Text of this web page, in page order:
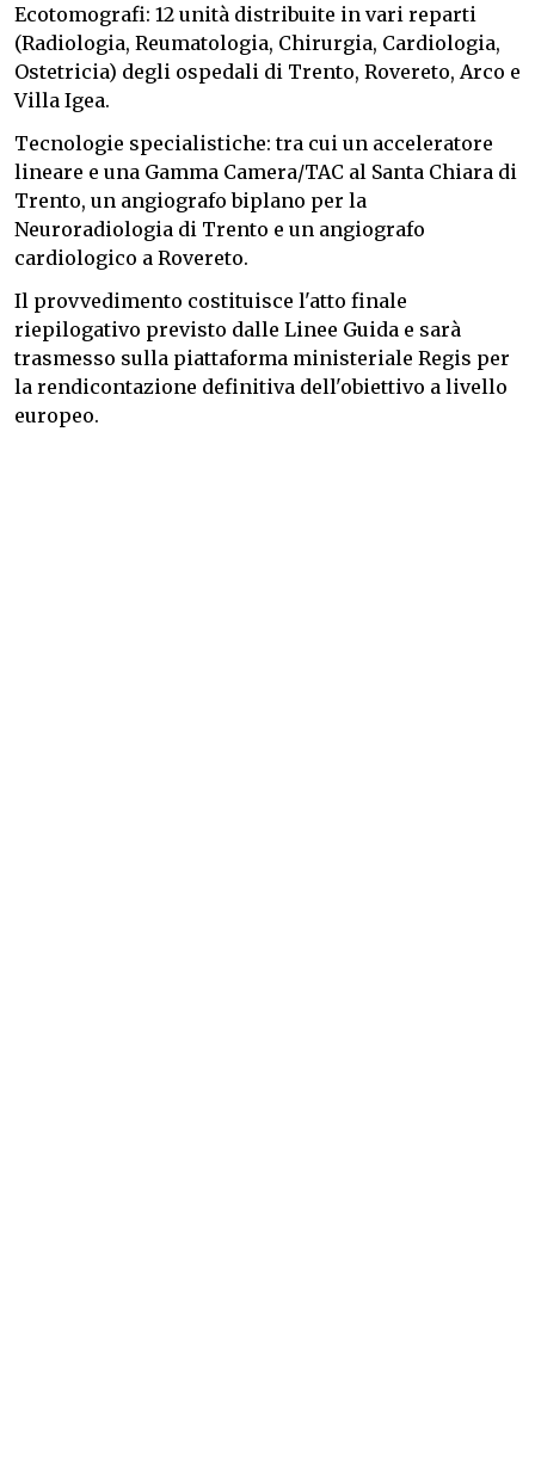
Ecotomografi: 12 unità distribuite in vari reparti
(Radiologia, Reumatologia, Chirurgia, Cardiologia,
Ostetricia) degli ospedali di Trento, Rovereto, Arco e
Villa Igea.
Tecnologie specialistiche: tra cui un acceleratore
lineare e una Gamma Camera/TAC al Santa Chiara di
Trento, un angiografo biplano per la
Neuroradiologia di Trento e un angiografo
cardiologico a Rovereto.
Il provvedimento costituisce l'atto finale
riepilogativo previsto dalle Linee Guida e sarà
trasmesso sulla piattaforma ministeriale Regis per
la rendicontazione definitiva dell'obiettivo a livello
europeo.